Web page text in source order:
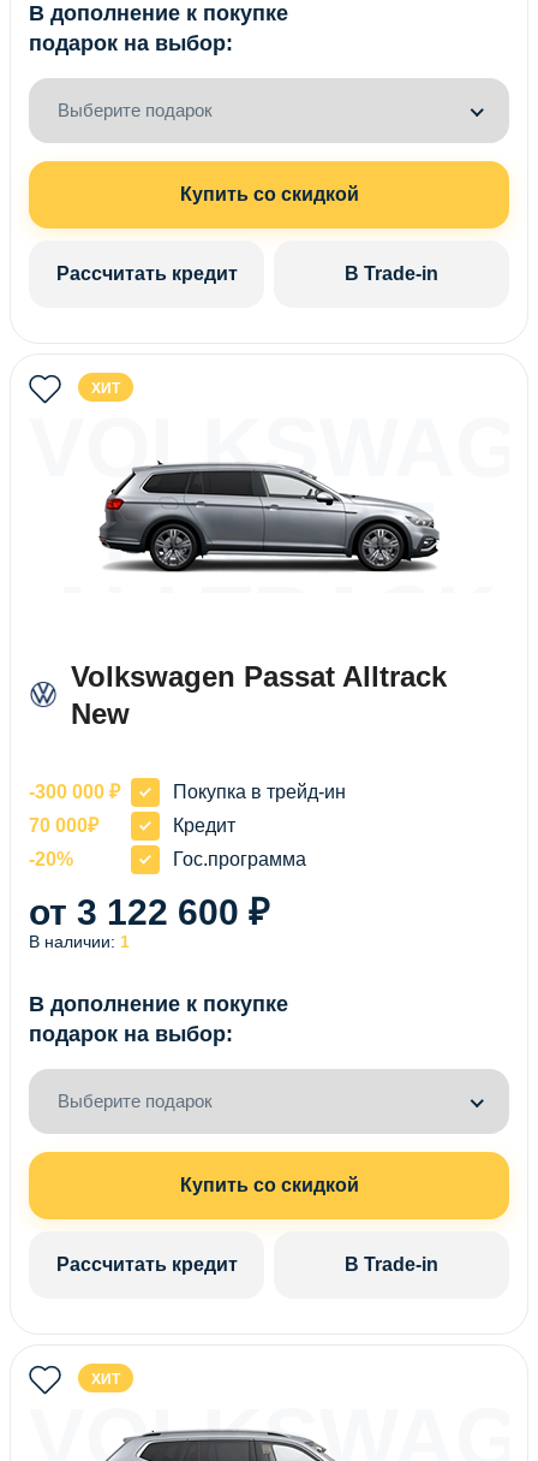
В дополнение к покупке
подарок на выбор:
Выберите подарок
Купить со скидкой
Рассчитать кредит В Trade-in
ХИТ
PASSAT
NEW
Volkswagen Passat Alltrack
New
-300 000 ₽
Покупка в трейд-ин
70 000₽
Кредит
-20%
Гос.программа
от 3 122 600 ₽
В наличии: 1
В дополнение к покупке
подарок на выбор:
Выберите подарок
Купить со скидкой
Рассчитать кредит В Trade-in
ХИТ